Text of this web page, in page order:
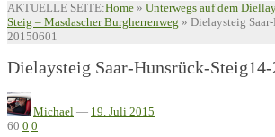
AKTUELLE SEITE:Home » Unterwegs auf dem
Steig – Masdascher Burgherrenweg » Dielaysteig
20150601
Dielaysteig Saar-Hunsrück-Steig14-
Michael — 19. Juli 2015
60 0 0